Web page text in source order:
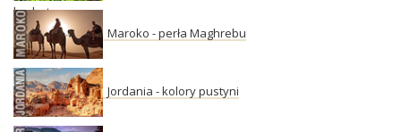
herbaty
Maroko - perła Maghrebu
Jordania - kolory pustyni